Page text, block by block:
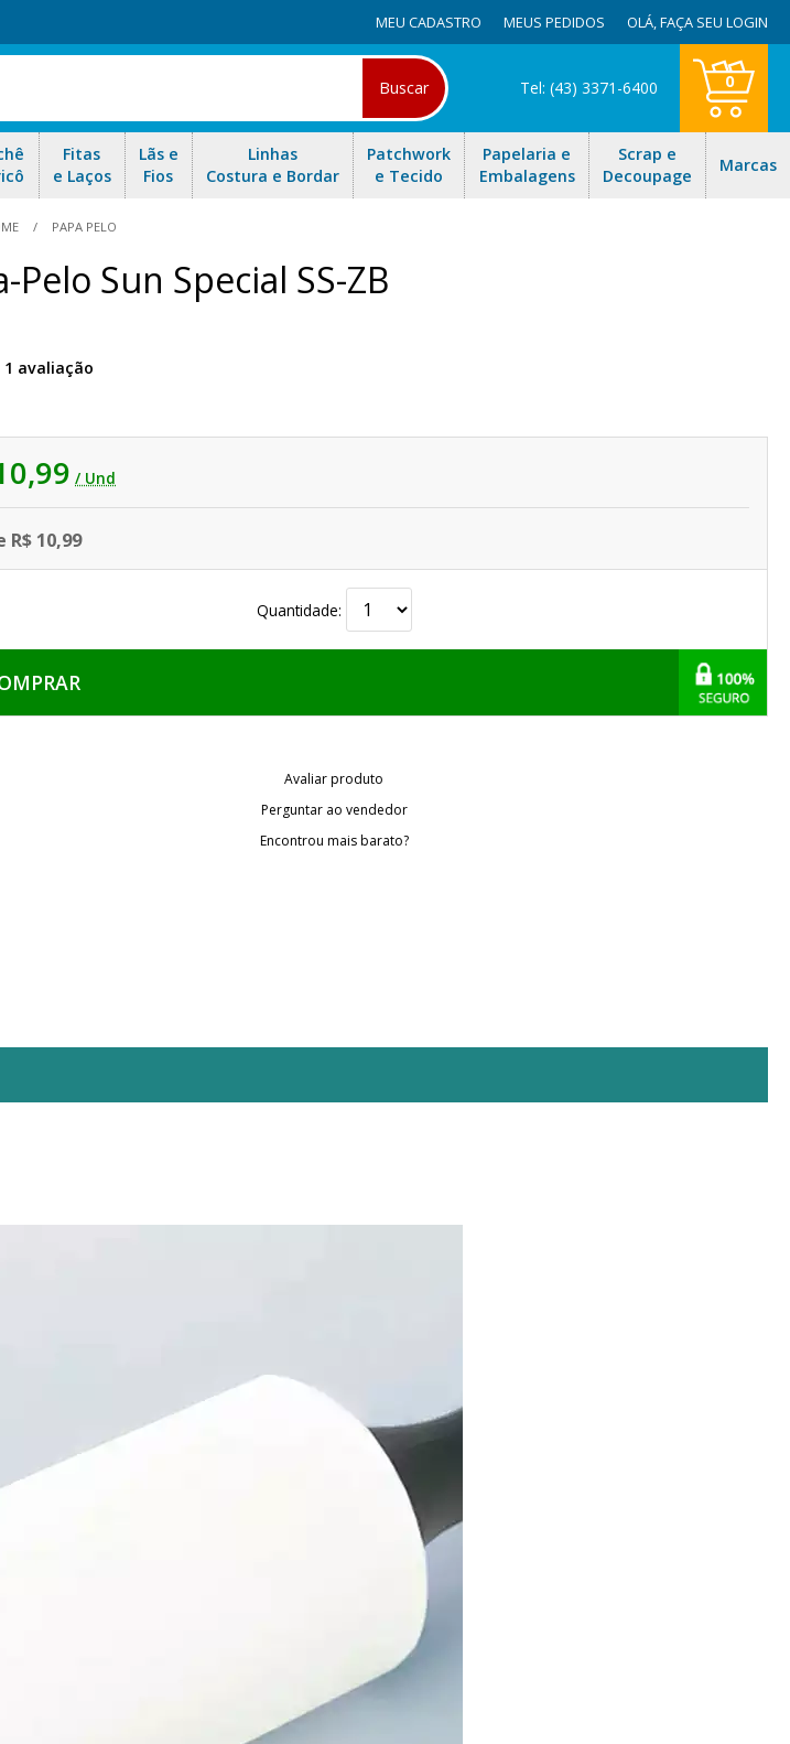
MEU CADASTRO MEUS PEDIDOS OLÁ,FAÇA SEU LOGIN
Buscar Tel: (43) 3371-6400 0
Fitas
e Laços
Lãs e
Fios
Linhas
Costura e Bordar
Patchwork
e Tecido
Papelaria e
Embalagens
Scrap e
Decoupage
Marcas
PAPA PELO
Pelo Sun Special SS-ZB
1 avaliação
/ Und
R$ 10,99
Quantidade:
Avaliar produto
Perguntar ao vendedor
Encontrou mais barato?